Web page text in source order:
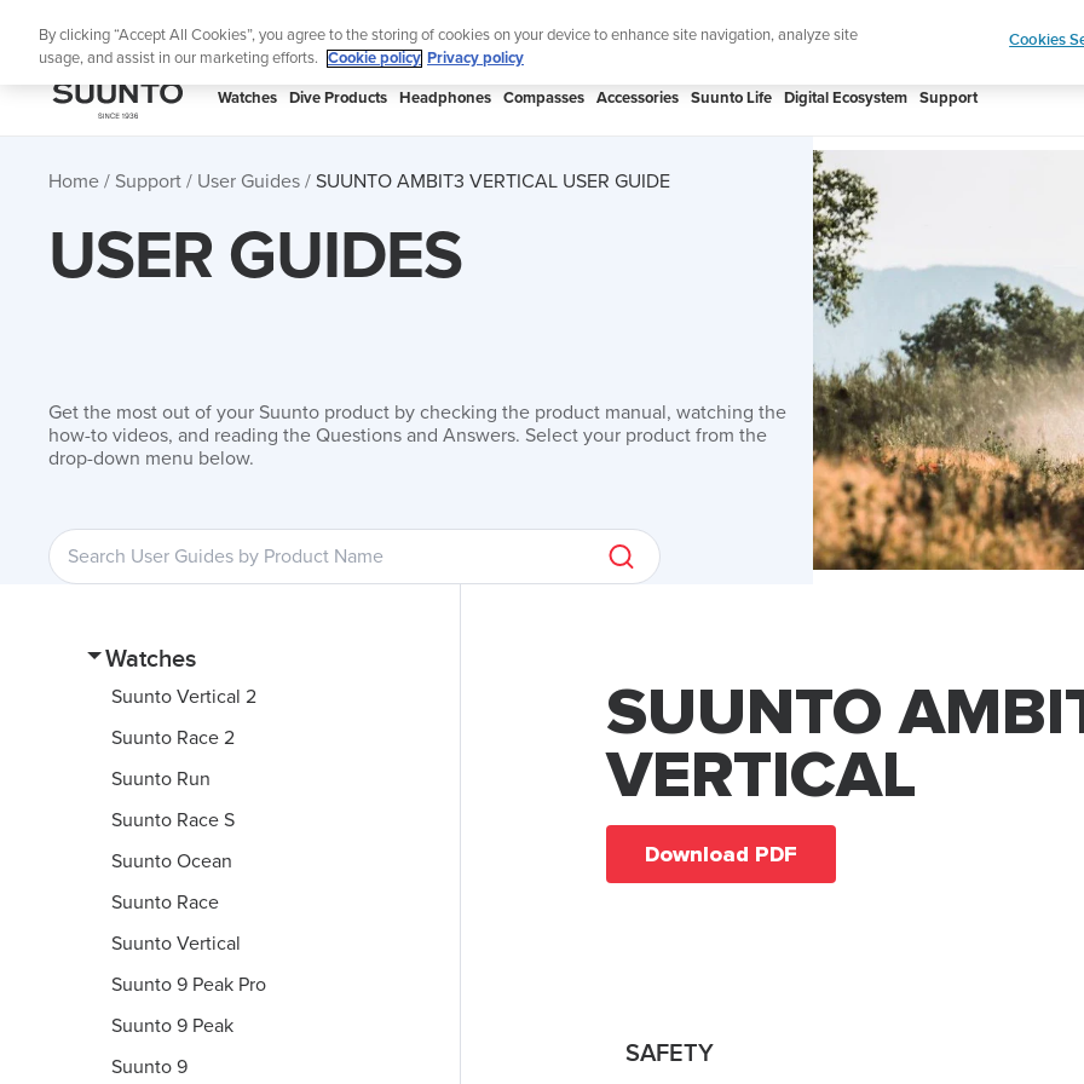
🔺Suunto Core 2 | ABC Outdoor Watch Built for Adventure.
SUUNTO
Watches Dive Products Headphones Compasses Accessories Suunto Life Digital Ecosystem Support
Home Support User Guides SUUNTO AMBIT3 VERTICAL USER GUIDE
USER GUIDES
Get the most out of your Suunto product by checking the product manual, watching the
how-to videos, and reading the Questions and Answers. Select your product from the
drop-down menu below.
Watches
Suunto Vertical 2
Suunto Race 2
Suunto Run
Suunto Race S
Suunto Ocean
Suunto Race
Suunto Vertical
Suunto 9 Peak Pro
Suunto 9 Peak
Suunto 9
SUUNTO
VERTICAL
Download PDF
SAFETY
By clicking “Accept All Cookies”, you agree to the storing of cookies on your device to enhance site navigation, analyze site
usage, and assist in our marketing efforts.
Cookie policy Privacy policy
Cookies